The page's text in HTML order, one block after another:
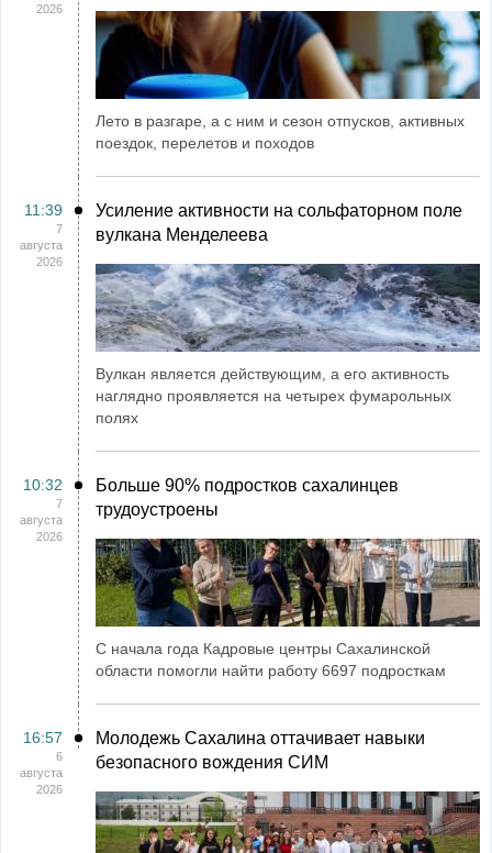
2026
Лето в разгаре, а с ним и сезон отпусков, активных
поездок, перелетов и походов
11:39
7
августа
2026
Усиление активности на сольфаторном поле
вулкана Менделеева
Вулкан является действующим, а его активность
наглядно проявляется на четырех фумарольных
полях
10:32
7
августа
2026
Больше 90% подростков сахалинцев
трудоустроены
С начала года Кадровые центры Сахалинской
области помогли найти работу 6697 подросткам
16:57
6
августа
2026
Молодежь Сахалина оттачивает навыки
безопасного вождения СИМ